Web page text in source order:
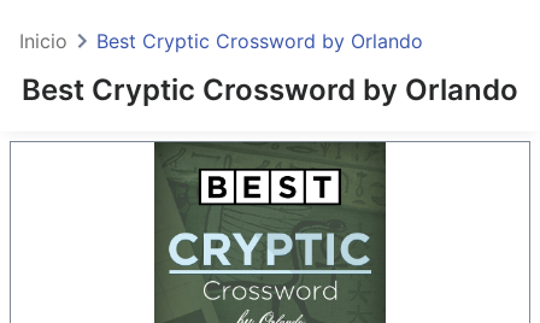
Best Cryptic Crossword by Orlando
Inicio Best Cryptic Crossword by Orlando